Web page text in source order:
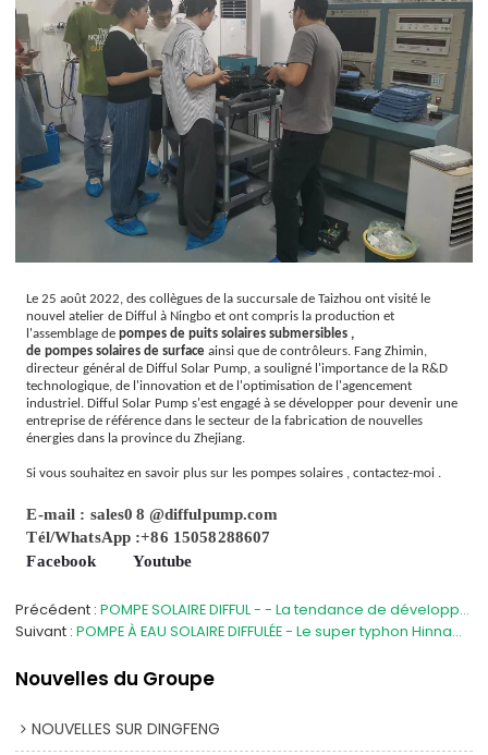
Le 25 août 2022, des collègues de la succursale de Taizhou ont visité le
nouvel atelier de Difful à Ningbo et ont compris la production et
l'assemblage depompes de puits solaires submersibles ,
de pompes solaires de surface ainsi que de contrôleurs. Fang Zhimin,
directeur général de Difful Solar Pump, a souligné l'importance de la R&D
technologique, de l'innovation et de l'optimisation de l'agencement
industriel. Difful Solar Pump s'est engagé à se développer pour devenir une
entreprise de référence dans le secteur de la fabrication de nouvelles
énergies dans la province du Zhejiang.
Si vous souhaitez en savoir plus sur les pompes solaires , contactez-moi .
E-mail : sales0 8 @diffulpump.com
Tél/WhatsApp :+86 15058288607
Facebook
Youtube
Précédent
POMPE SOLAIRE DIFFUL - - La tendance de développement du système de pompe à eau photovoltaïque
Suivant
POMPE À EAU SOLAIRE DIFFULÉE - Le super typhon Hinnamnor s'éloigne progressivement du Zhejiang
Nouvelles du Groupe
NOUVELLES SUR DINGFENG